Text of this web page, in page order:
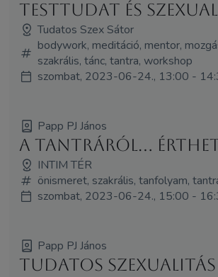
Testtudat és
Tudatos Szex Sátor
bodywork, meditáció, mentor,
szakrális, tánc, tantra, workshop
szombat, 2023-06-24., 13:00 -
Papp PJ János
A tantráról...
INTIM TÉR
önismeret, szakrális, tanfolyam,
szombat, 2023-06-24., 15:00 -
Papp PJ János
Tudatos szexualitás